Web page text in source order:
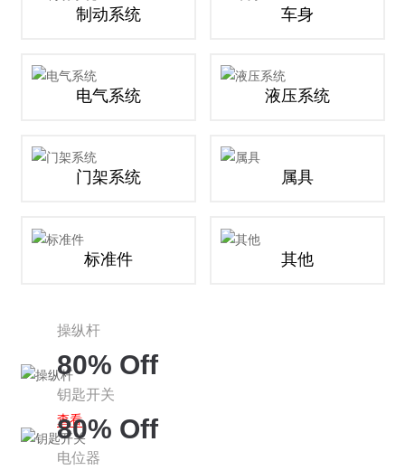
制动系统 车身
电气系统 液压系统
门架系统 属具
标准件 其他
操纵杆
80% Off
查看
钥匙开关
80% Off
电位器